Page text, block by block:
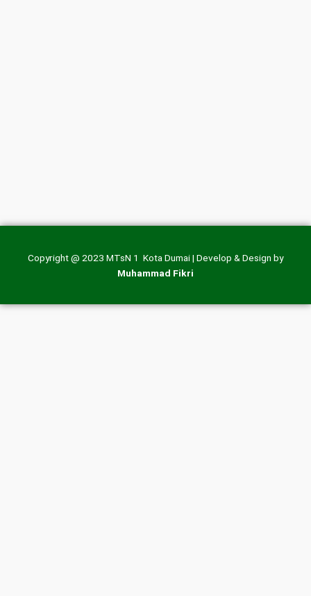
Copyright @ 2023 MTsN 1 Kota Dumai | Develop & Design by
Muhammad Fikri